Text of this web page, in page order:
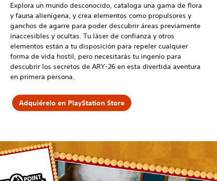
Explora un mundo desconocido, cataloga una gama de flora
y fauna alienígena, y crea elementos como propulsores y
ganchos de agarre para poder descubrir áreas previamente
inaccesibles y ocultas. Tu láser de confianza y otros
elementos están a tu disposición para repeler cualquier
forma de vida hostil, pero necesitarás tu ingenio para
descubrir los secretos de ARY-26 en esta divertida aventura
en primera persona.
Adquiérelo en PlayStation Store